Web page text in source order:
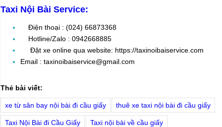
Taxi Nội Bài Service:
Điện thoại : (024) 66873368
Hotline/Zalo : 0942668885
Đặt xe online qua website: https://taxinoibaiservice.com
Email : taxinoibaiservice@gmail.com
Thẻ bài viết:
xe từ sân bay nội bài đi cầu giấy thuê xe taxi nội bài đi cầu giấy
Taxi Nội Bài đi Cầu Giấy Taxi nội bài về cầu giấy